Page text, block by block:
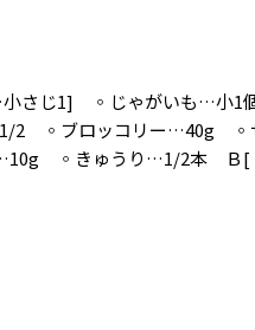
小さじ1] ◦じゃがいも…小
2 ◦ブロッコリー…40g ◦
◦きゅうり…1/2本 Ｂ